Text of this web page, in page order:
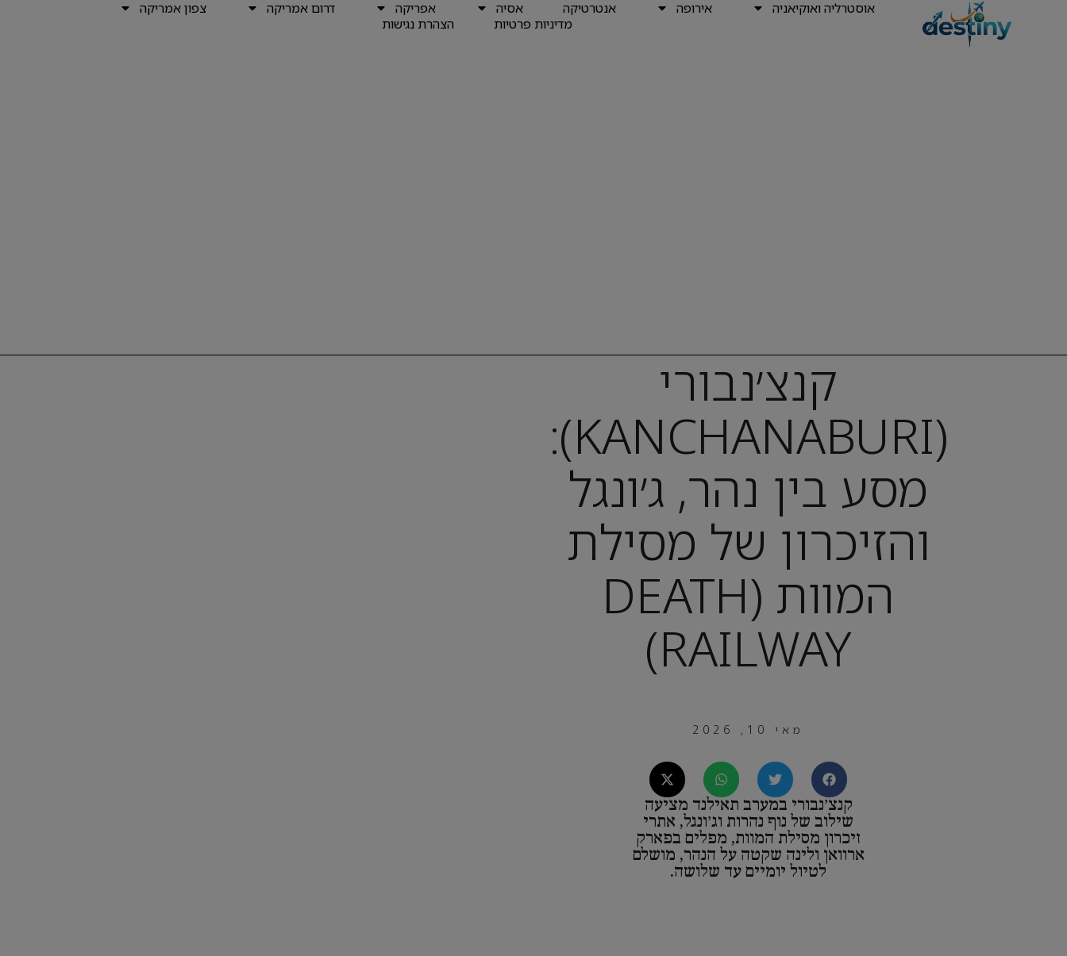
אוסטרליה ואוקיאניה אירופה אנטרטיקה אסיה אפריקה דרום אמריקה
צפון אמריקה
מדיניות פרטיות
הצהרת נגישות
קנצ׳נבורי
(KANCHANABURI):
מסע בין נהר, ג׳ונגל
והזיכרון של מסילת
המוות (DEATH
RAILWAY)
מאי 10, 2026
קנצ׳נבורי במערב תאילנד מציעה
שילוב של נוף נהרות וג׳ונגל, אתרי
זיכרון מסילת המוות, מפלים בפארק
ארוואן ולינה שקטה על הנהר, מושלם
לטיול יומיים עד שלושה.